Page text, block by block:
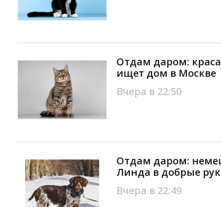
Отдам даром:
ищет дом в Москве
Вчера в 22:50
Отдам даром:
Линда в добрые
Вчера в 22:49